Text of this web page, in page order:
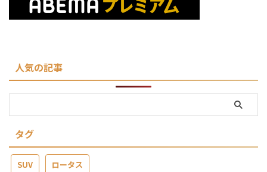
人気の記事
タグ
SUV ロータス